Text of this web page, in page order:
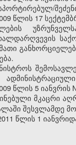
წლის 17
წლის 5 იანვრის
მკაცრი
შესვლამდე
წლის 1